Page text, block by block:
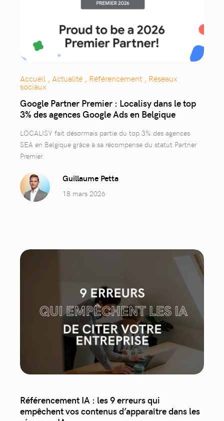
Accueil , Actualité , Référencement , Réseaux
sociaux
Google Partner Premier : Localisy dans le top
3% des agences Google Ads en Belgique
LOCALISY fait désormais partie du top 3% des agences
SEA en Belgique grâce à sa récompense du statut Partner
Premier.
Guillaume Petta
18 mars 2026
Référencement IA : les 9 erreurs qui
empêchent vos contenus d’apparaître dans les